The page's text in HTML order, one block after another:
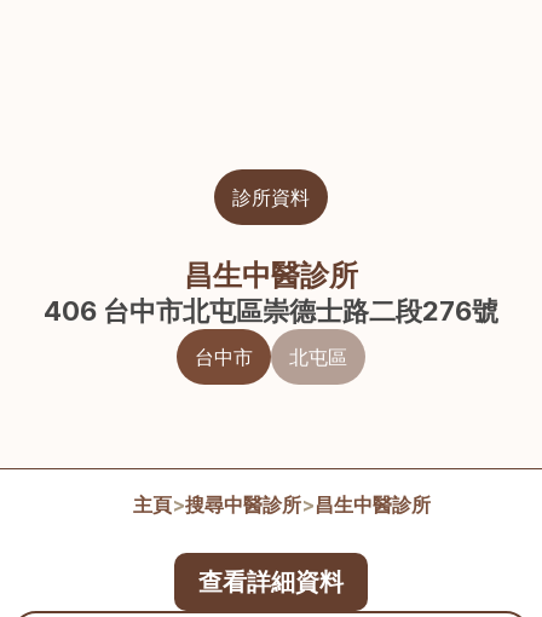
診所資料
昌生中醫診所
406 台中市北屯區崇德士路二段276號
台中市 北屯區
主頁>搜尋中醫診所>昌生中醫診所
查看詳細資料